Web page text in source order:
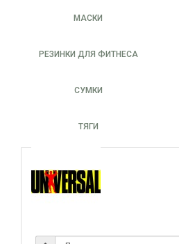
МАСКИ
РЕЗИНКИ ДЛЯ ФИТНЕСА
СУМКИ
ТЯГИ